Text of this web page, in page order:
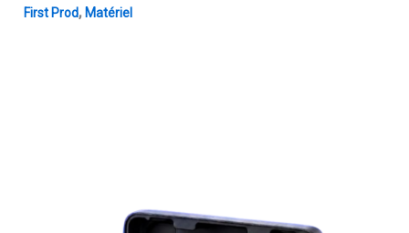
First Prod, Matériel